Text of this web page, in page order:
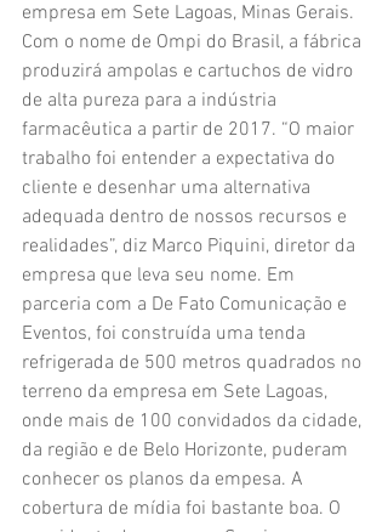
empresa em Sete Lagoas, Minas Gerais.
Com o nome de Ompi do Brasil, a fábrica
produzirá ampolas e cartuchos de vidro
de alta pureza para a indústria
farmacêutica a partir de 2017. “O maior
trabalho foi entender a expectativa do
cliente e desenhar uma alternativa
adequada dentro de nossos recursos e
realidades”, diz Marco Piquini, diretor da
empresa que leva seu nome. Em
parceria com a De Fato Comunicação e
Eventos, foi construída uma tenda
refrigerada de 500 metros quadrados no
terreno da empresa em Sete Lagoas,
onde mais de 100 convidados da cidade,
da região e de Belo Horizonte, puderam
conhecer os planos da empesa. A
cobertura de mídia foi bastante boa. O